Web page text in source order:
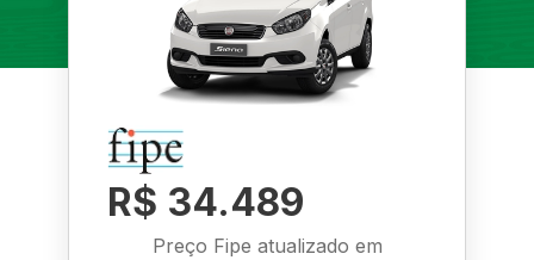
R$ 34.489
Preço Fipe atualizado em